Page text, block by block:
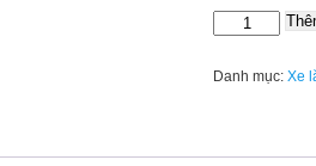
tay
Danh mục: Xe